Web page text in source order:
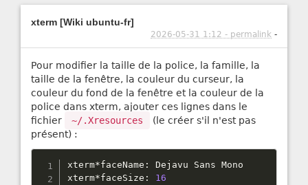
xterm [Wiki ubuntu-fr]
2026-05-31 1:12 - permalink -
Pour modifier la taille de la police, la famille, la
taille de la fenêtre, la couleur du curseur, la
couleur du fond de la fenêtre et la couleur de la
police dans xterm, ajouter ces lignes dans le
fichier
~/.Xresources
(le créer s'il n'est pas
présent) :
xterm*faceName :
Dejavu Sans Mono
xterm*faceSize :
16